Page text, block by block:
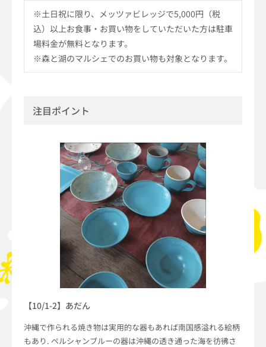
※土日祝に限り、メッツァビレッジで5,000円（税
込）以上お食事・お買い物をしていただいた方は駐車
場料金が無料となります。
※森と湖のマルシェでのお買い物も対象となります。
注目ポイント
【10/1-2】あだん
沖縄で作られる焼き物は実用的な器もあれば南国感溢れる絵柄
もあり. ペルシャンブルーの器は沖縄の透き通った海を彷彿さ